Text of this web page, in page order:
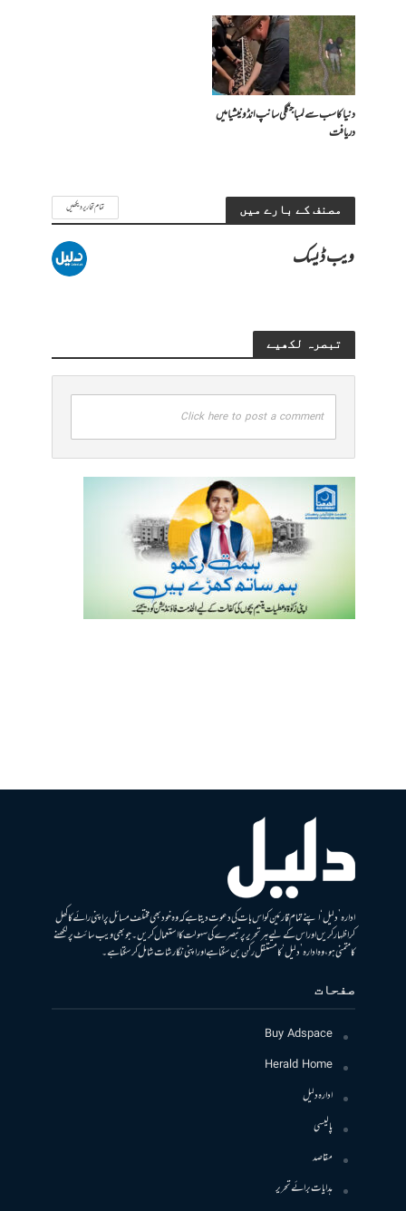
دنیا کا سب سے لمبا جنگلی سانپ انڈونیشیا میں
دریافت
مصنف کے بارے میں تمام تحاریر دیکھیں
ویب ڈیسک
تبصرہ لکھیے
Click here to post a comment
ادارہ ’دلیل‘ اپنے تمام قارئین کو اس بات کی دعوت دیتا ہے کہ وہ خود بھی مختلف مسائل پر اپنی رائے کا کھل
کر اظہار کریں اور اس کے لیے ہر تحریر پر تبصرے کی سہولت کا استعمال کریں۔ جو بھی ویب سائٹ پر لکھنے
کا متمنی ہو، وہ ادارہ ’دلیل‘ کا مستقل رکن بن سکتا ہے اور اپنی نگارشات شامل کرسکتا ہے۔
صفحات
Buy Adspace
Herald Home
ادارہ دلیل
پالیسی
مقاصد
ہدایات برائے تحریر